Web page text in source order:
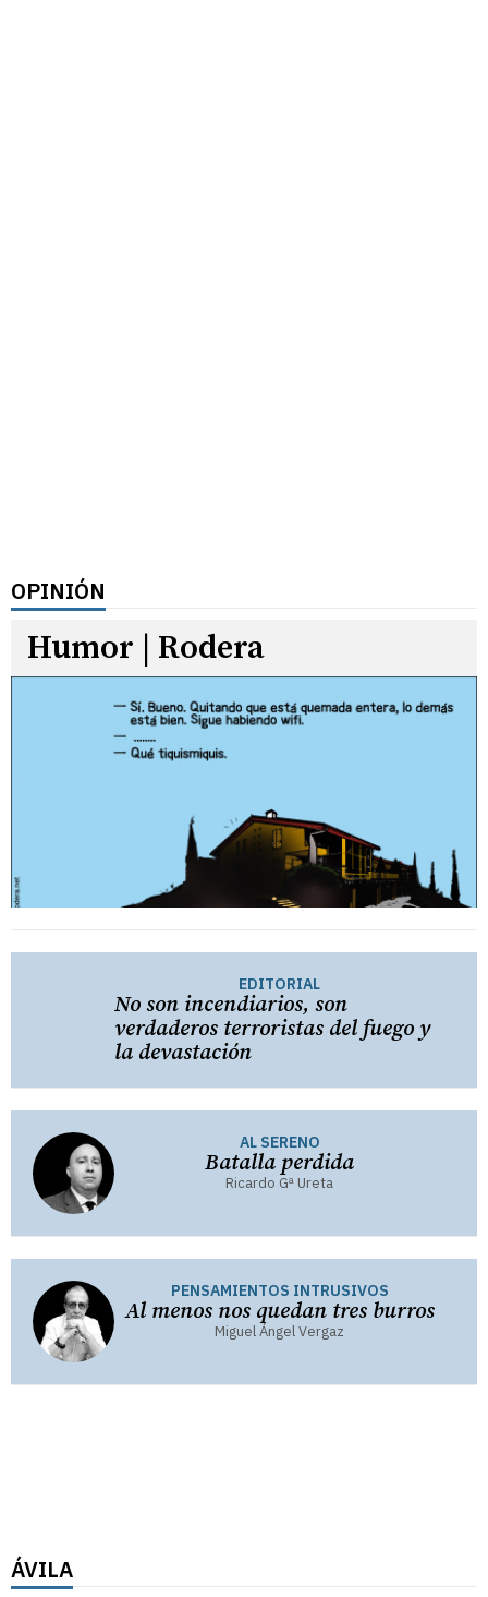
OPINIÓN
Humor | Rodera
EDITORIAL
No son incendiarios, son
verdaderos terroristas del fuego y
la devastación
AL SERENO
Batalla perdida
Ricardo Gª Ureta
PENSAMIENTOS INTRUSIVOS
Al menos nos quedan tres burros
Miguel Ángel Vergaz
ÁVILA